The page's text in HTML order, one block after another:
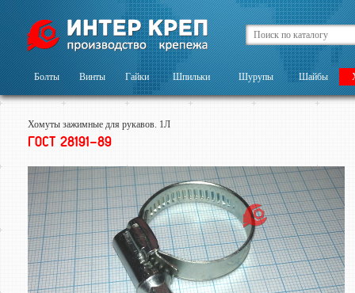
Болты Винты Гайки Шпильки Шурупы Шайбы
Хомуты зажимные для рукавов. 1Л
ГОСТ 28191-89